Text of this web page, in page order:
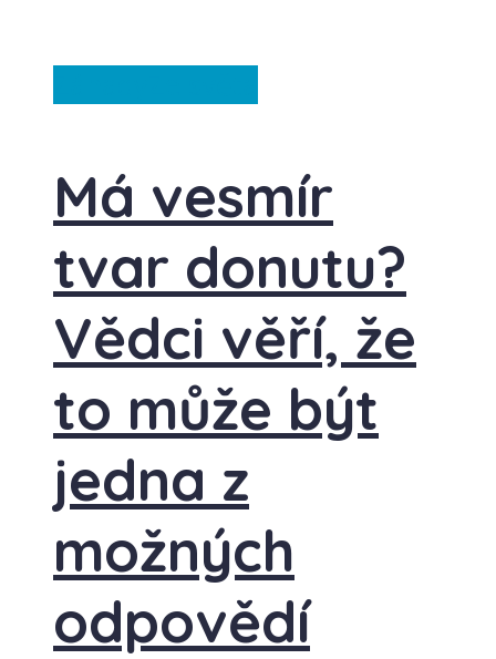
Má vesmír
tvar donutu?
Vědci věří, že
to může být
jedna z
možných
odpovědí